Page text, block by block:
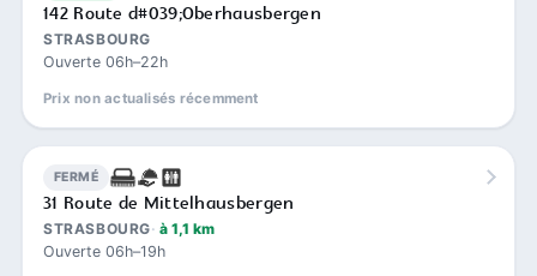
142 Route d#039;Oberhausbergen
STRASBOURG
Ouverte 06h–22h
Prix non actualisés récemment
FERMÉ
31 Route de Mittelhausbergen
STRASBOURG à 1,1 km
Ouverte 06h–19h